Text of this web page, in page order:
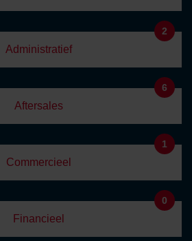
Administratief
2
Aftersales
6
Commercieel
1
Financieel
0